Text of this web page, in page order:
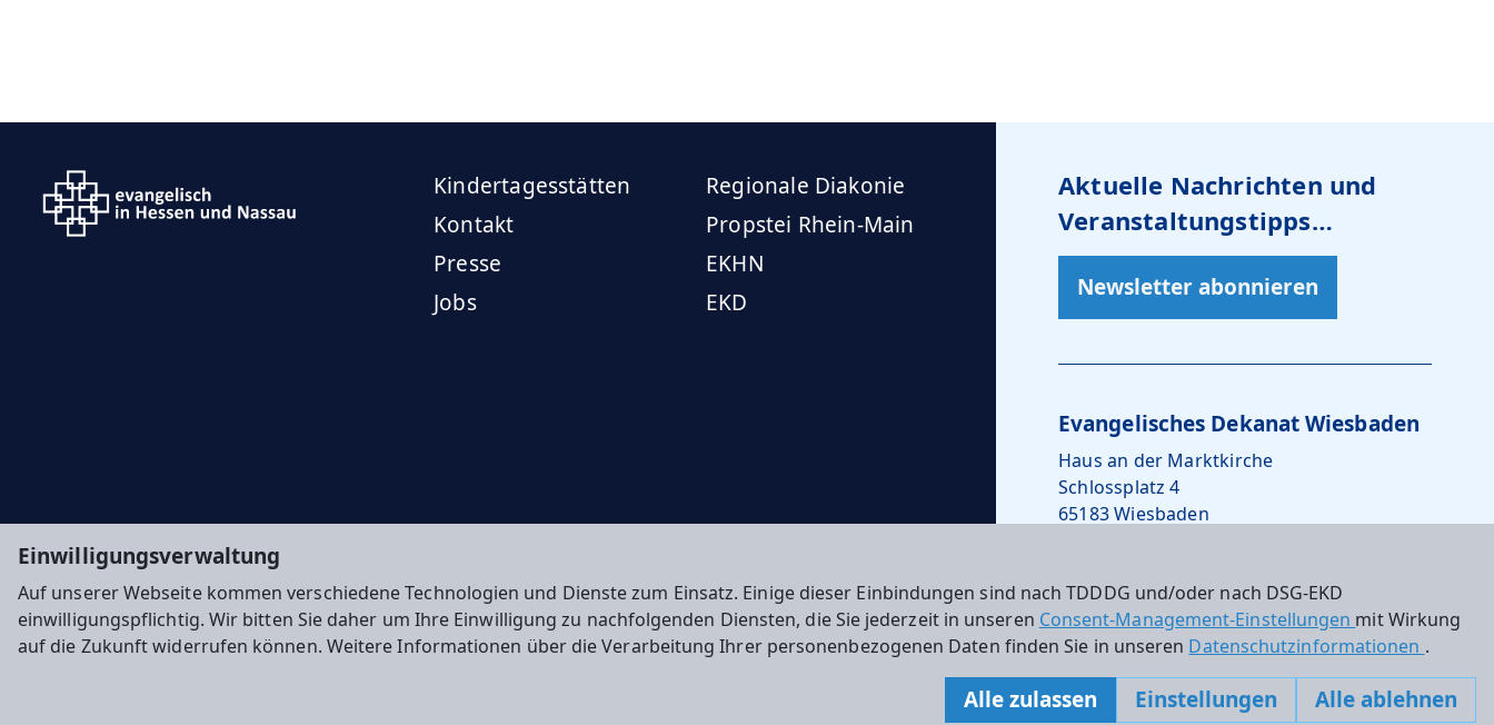
Einwilligungsverwaltung
Auf unserer Webseite kommen verschiedene Technologien und Dienste zum Einsatz. Einige dieser Einbindungen sind nach TDDDG und/oder nach DSG-EKD
einwilligungspflichtig. Wir bitten Sie daher um Ihre Einwilligung zu nachfolgenden Diensten, die Sie jederzeit in unseren Consent-Management-Einstellungen mit Wirkung
auf die Zukunft widerrufen können. Weitere Informationen über die Verarbeitung Ihrer personenbezogenen Daten finden Sie in unseren Datenschutzinformationen .
Alle zulassen Einstellungen Alle ablehnen
Kindertagesstätten
Kontakt
Presse
Jobs
Regionale Diakonie
Propstei Rhein-Main
EKHN
EKD
Aktuelle Nachrichten und
Veranstaltungstipps…
Newsletter abonnieren
Evangelisches Dekanat Wiesbaden
Haus an der Marktkirche
Schlossplatz 4
65183 Wiesbaden
dekanat.wiesbaden@ekhn.de